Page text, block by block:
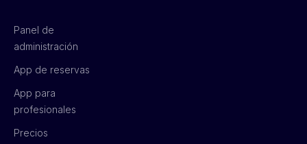
Panel de
administración
App de reservas
App para
profesionales
Precios